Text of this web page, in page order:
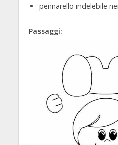
pennarello indelebile
Passaggi: